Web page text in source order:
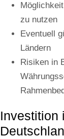
zu nutzen
Eventuell
Ländern
Risiken in
Investition